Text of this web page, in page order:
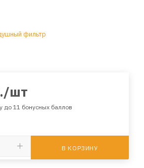
фильтр
/шт
до 11 бонусных баллов
В КОРЗИНУ